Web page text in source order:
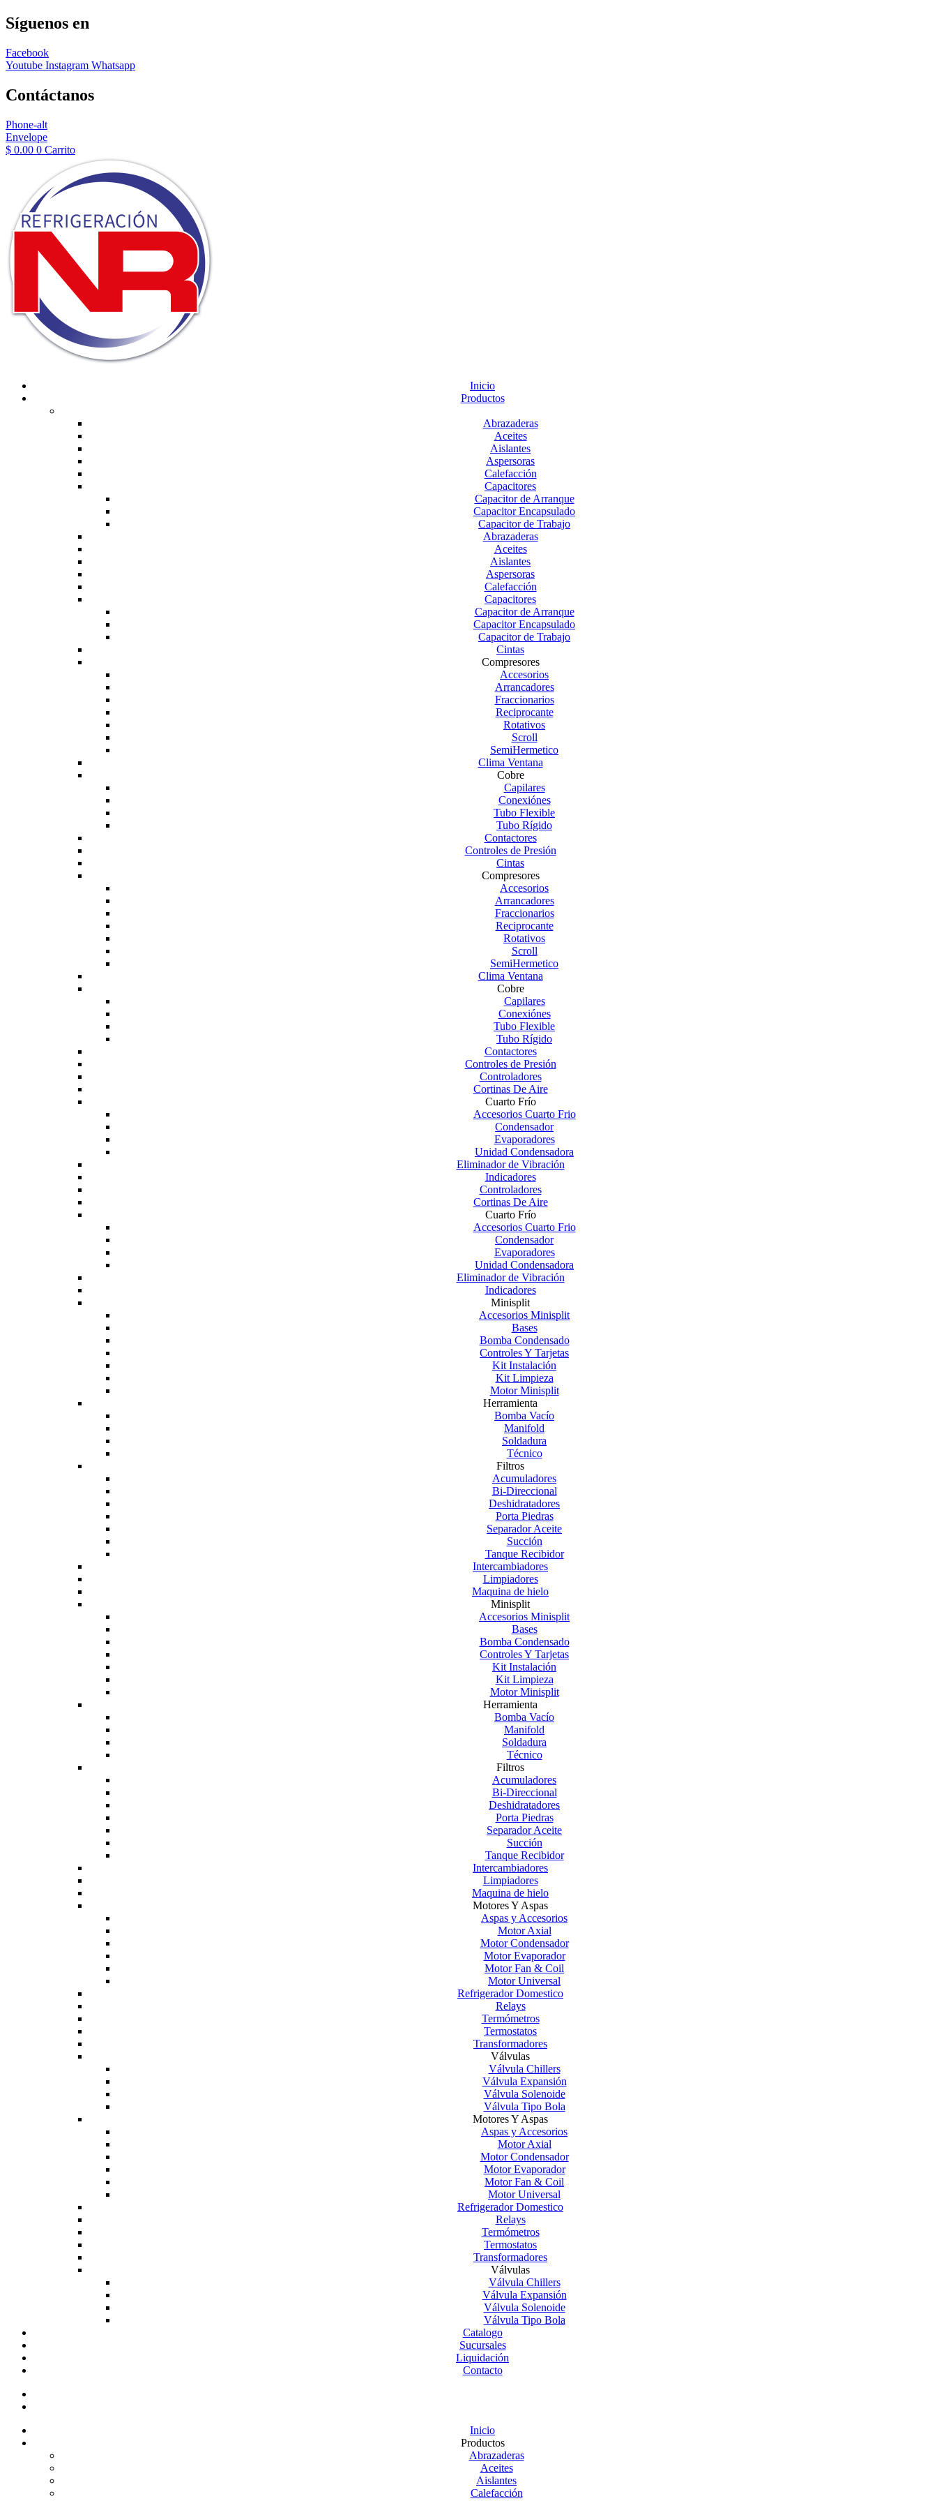
Síguenos en
Facebook
Youtube Instagram Whatsapp
Contáctanos
Phone-alt
Envelope
$ 0.00 0 Carrito
Inicio
Productos
Abrazaderas
Aceites
Aislantes
Aspersoras
Calefacción
Capacitores
Capacitor de Arranque
Capacitor Encapsulado
Capacitor de Trabajo
Abrazaderas
Aceites
Aislantes
Aspersoras
Calefacción
Capacitores
Capacitor de Arranque
Capacitor Encapsulado
Capacitor de Trabajo
Cintas
Compresores
Accesorios
Arrancadores
Fraccionarios
Reciprocante
Rotativos
Scroll
SemiHermetico
Clima Ventana
Cobre
Capilares
Conexiónes
Tubo Flexible
Tubo Rígido
Contactores
Controles de Presión
Cintas
Compresores
Accesorios
Arrancadores
Fraccionarios
Reciprocante
Rotativos
Scroll
SemiHermetico
Clima Ventana
Cobre
Capilares
Conexiónes
Tubo Flexible
Tubo Rígido
Contactores
Controles de Presión
Controladores
Cortinas De Aire
Cuarto Frío
Accesorios Cuarto Frio
Condensador
Evaporadores
Unidad Condensadora
Eliminador de Vibración
Indicadores
Controladores
Cortinas De Aire
Cuarto Frío
Accesorios Cuarto Frio
Condensador
Evaporadores
Unidad Condensadora
Eliminador de Vibración
Indicadores
Minisplit
Accesorios Minisplit
Bases
Bomba Condensado
Controles Y Tarjetas
Kit Instalación
Kit Limpieza
Motor Minisplit
Herramienta
Bomba Vacío
Manifold
Soldadura
Técnico
Filtros
Acumuladores
Bi-Direccional
Deshidratadores
Porta Piedras
Separador Aceite
Succión
Tanque Recibidor
Intercambiadores
Limpiadores
Maquina de hielo
Minisplit
Accesorios Minisplit
Bases
Bomba Condensado
Controles Y Tarjetas
Kit Instalación
Kit Limpieza
Motor Minisplit
Herramienta
Bomba Vacío
Manifold
Soldadura
Técnico
Filtros
Acumuladores
Bi-Direccional
Deshidratadores
Porta Piedras
Separador Aceite
Succión
Tanque Recibidor
Intercambiadores
Limpiadores
Maquina de hielo
Motores Y Aspas
Aspas y Accesorios
Motor Axial
Motor Condensador
Motor Evaporador
Motor Fan & Coil
Motor Universal
Refrigerador Domestico
Relays
Termómetros
Termostatos
Transformadores
Válvulas
Válvula Chillers
Válvula Expansión
Válvula Solenoide
Válvula Tipo Bola
Motores Y Aspas
Aspas y Accesorios
Motor Axial
Motor Condensador
Motor Evaporador
Motor Fan & Coil
Motor Universal
Refrigerador Domestico
Relays
Termómetros
Termostatos
Transformadores
Válvulas
Válvula Chillers
Válvula Expansión
Válvula Solenoide
Válvula Tipo Bola
Catalogo
Sucursales
Liquidación
Contacto
Inicio
Productos
Abrazaderas
Aceites
Aislantes
Calefacción